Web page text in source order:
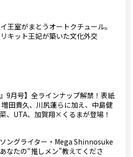
王室がまとうオートクチュール。
キット王妃が築いた文化外交
』9月号】全ラインナップ解禁！表紙
田貴久、川尻蓮らに加え、中島健
、UTA、加賀翔×くるまが登場！
ングライター・Mega Shinnosuke
なたの“推しメン”教えてくださ